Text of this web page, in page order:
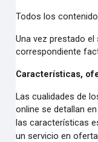
Todos los
Una vez prestado
correspondiente
Características,
Las cualidades de
online se detallan
lascaracterísticas
un servicio en